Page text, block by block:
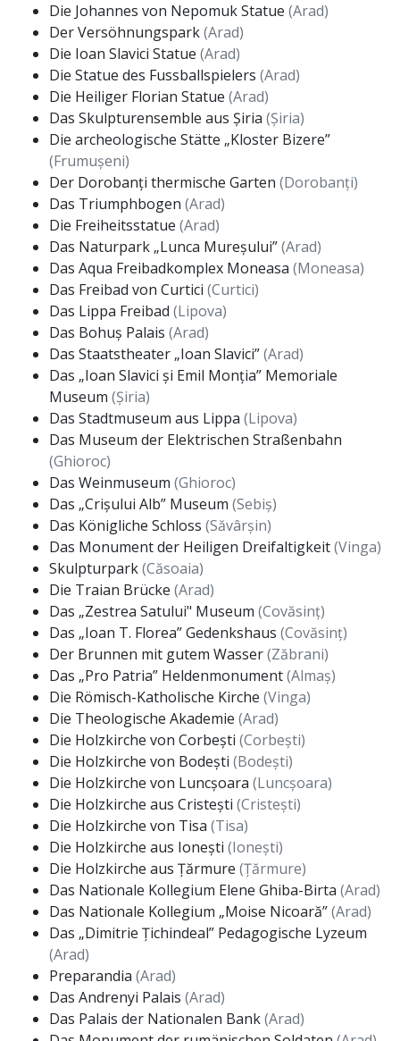
Die Johannes von Nepomuk Statue (Arad)
Der Versöhnungspark(Arad)
Die Ioan Slavici Statue (Arad)
Die Statue des Fussballspielers (Arad)
Die Heiliger Florian Statue (Arad)
Das Skulpturensemble aus Șiria (Șiria)
Die archeologische Stätte „Kloster Bizere”
(Frumușeni)
Der Dorobanți thermische Garten (Dorobanți)
Das Triumphbogen (Arad)
Die Freiheitsstatue (Arad)
Das Naturpark „Lunca Mureșului”(Arad)
Das Aqua Freibadkomplex Moneasa (Moneasa)
Das Freibad von Curtici (Curtici)
Das Lippa Freibad (Lipova)
Das Bohuș Palais (Arad)
Das Staatstheater „Ioan Slavici”(Arad)
Das „Ioan Slavici și Emil Monția” Memoriale
Museum (Șiria)
Das Stadtmuseum aus Lippa (Lipova)
Das Museum der Elektrischen Straßenbahn
(Ghioroc)
Das Weinmuseum (Ghioroc)
Das „Crișului Alb” Museum (Sebiș)
Das Königliche Schloss (Săvârșin)
Das Monument der Heiligen Dreifaltigkeit(Vinga)
Skulpturpark(Căsoaia)
Die Traian Brücke (Arad)
Das „Zestrea Satului" Museum (Covăsinț)
Das „Ioan T. Florea” Gedenkshaus (Covăsinț)
Der Brunnen mit gutem Wasser(Zăbrani)
Das „Pro Patria” Heldenmonument(Almaș)
Die Römisch-Katholische Kirche (Vinga)
Die Theologische Akademie (Arad)
Die Holzkirche von Corbești (Corbești)
Die Holzkirche von Bodești (Bodești)
Die Holzkirche von Luncșoara (Luncșoara)
Die Holzkirche aus Cristești (Cristești)
Die Holzkirche von Tisa (Tisa)
Die Holzkirche aus Ionești (Ionești)
Die Holzkirche aus Țărmure (Țărmure)
Das Nationale Kollegium Elene Ghiba-Birta (Arad)
Das Nationale Kollegium „Moise Nicoară”(Arad)
Das „Dimitrie Țichindeal” Pedagogische Lyzeum
(Arad)
Preparandia (Arad)
Das Andrenyi Palais (Arad)
Das Palais der Nationalen Bank(Arad)